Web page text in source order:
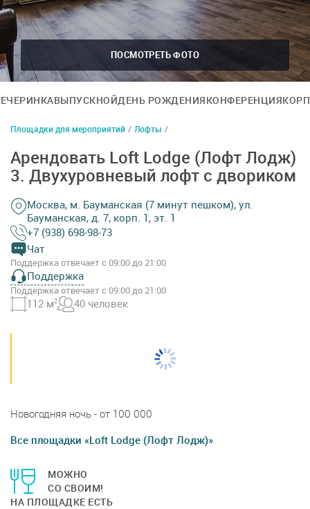
ПОСМОТРЕТЬ ФОТО
ВЫПУСКНОЙДЕНЬ РОЖДЕНИЯКОНФЕРЕНЦИЯ
Площадки для мероприятий / Лофты /
Арендовать Loft Lodge (Лофт Лодж)
3. Двухуровневый лофт с двориком
Москва, м. Бауманская (7 минут пешком), ул.
Бауманская, д. 7, корп. 1, эт. 1
+7 (938) 698-98-73
Чат
Поддержка отвечает с 09:00 до 21:00
Поддержка
Поддержка отвечает с 09:00 до 21:00
112 м2 40 человек
Новогодняя ночь - от 100 000
Все площадки «Loft Lodge (Лофт Лодж)»
МОЖНО
СО СВОИМ!
НА ПЛОЩАДКЕ ЕСТЬ